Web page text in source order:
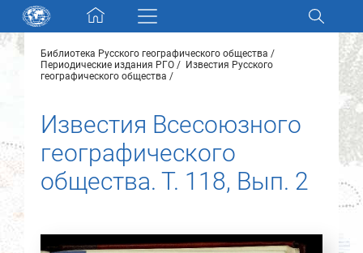
Skip navigation
Разделы и коллекции
Новости
О нас
Библиотека Русского географического общества
Периодические издания РГО
Известия Русского
географического общества
Известия Всесоюзного
географического
общества. Т. 118, Вып. 2